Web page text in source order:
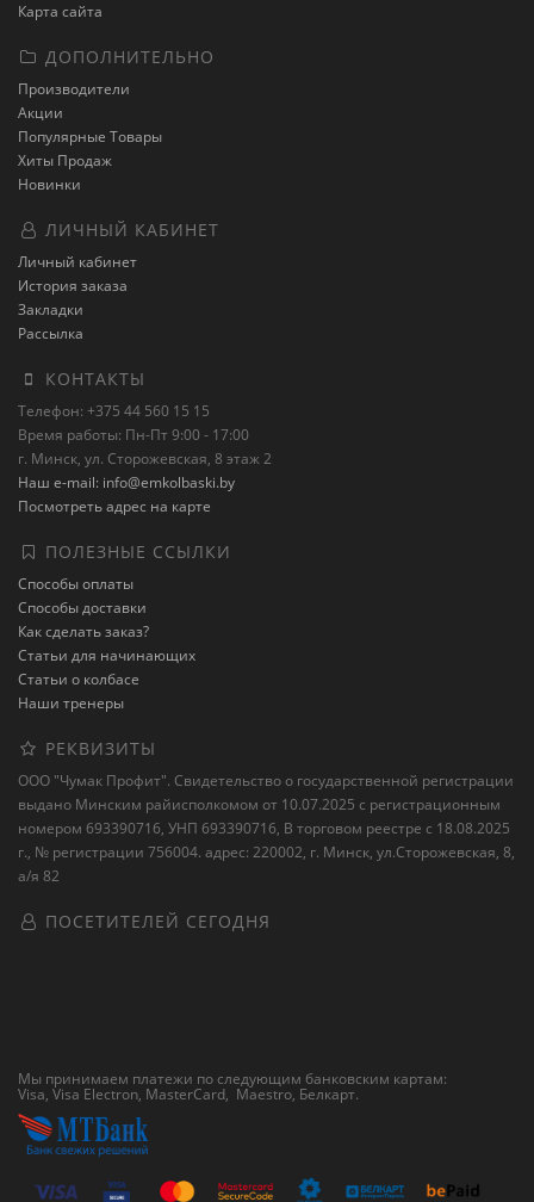
Карта сайта
ДОПОЛНИТЕЛЬНО
Производители
Акции
Популярные Товары
Хиты Продаж
Новинки
ЛИЧНЫЙ КАБИНЕТ
Личный кабинет
История заказа
Закладки
Рассылка
КОНТАКТЫ
Телефон: +375 44 560 15 15
Время работы: Пн-Пт 9:00 - 17:00
г. Минск, ул. Сторожевская, 8 этаж 2
Наш e-mail: info@emkolbaski.by
Посмотреть адрес на карте
ПОЛЕЗНЫЕ ССЫЛКИ
Способы оплаты
Способы доставки
Как сделать заказ?
Статьи для начинающих
Статьи о колбасе
Наши тренеры
РЕКВИЗИТЫ
ООО "Чумак Профит". Свидетельство о государственной регистрации
выдано Минским райисполкомом от 10.07.2025 с регистрационным
номером 693390716, УНП 693390716, В торговом реестре с 18.08.2025
г., № регистрации 756004. адрес: 220002, г. Минск, ул.Сторожевская, 8,
а/я 82
ПОСЕТИТЕЛЕЙ СЕГОДНЯ
Мы принимаем платежи по следующим банковским картам:
Visa, Visa Electron, MasterCard, Maestro, Белкарт.